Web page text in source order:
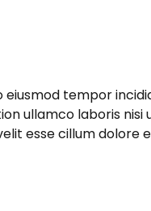
eiusmod tempor
ullamco laboris
esse cillum dolore